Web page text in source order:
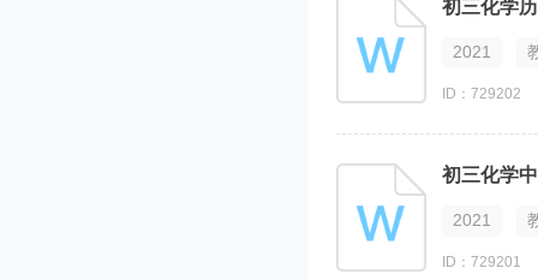
初三化学
2021
ID：729202
初三化学
2021
ID：729201